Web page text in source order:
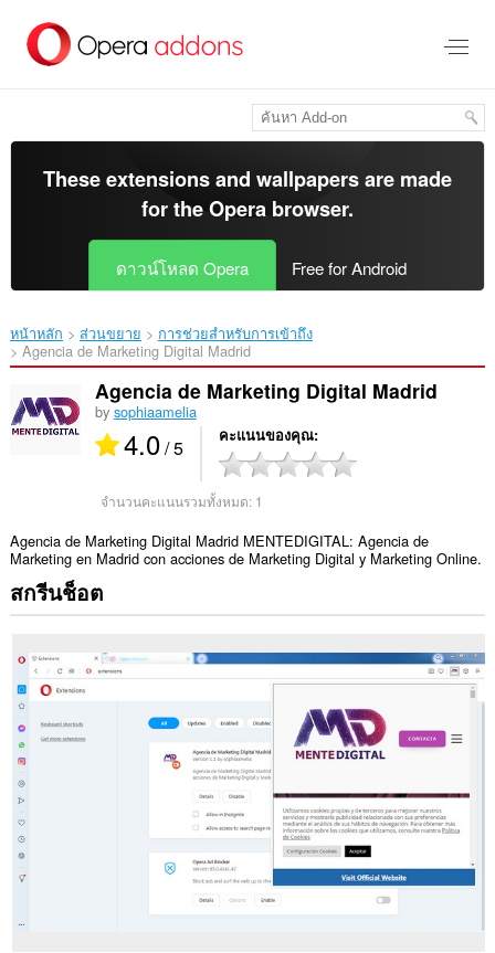
These extensions and wallpapers are made
for theOpera browser.
ดาวน์โหลด Opera Free for Android
หน้าหลัก ส่วนขยาย
การช่วยสำหรับการเข้าถึง
Agencia de Marketing Digital Madrid‎
Agencia de Marketing Digital Madrid
by sophiaamelia
4.0/ 5 คะแนนของคุณ
จำนวนคะแนนรวมทั้งหมด: 1
Agencia de Marketing Digital Madrid MENTEDIGITAL: Agencia de
Marketing en Madrid con acciones de Marketing Digital y Marketing Online.
สกรีนช็อต